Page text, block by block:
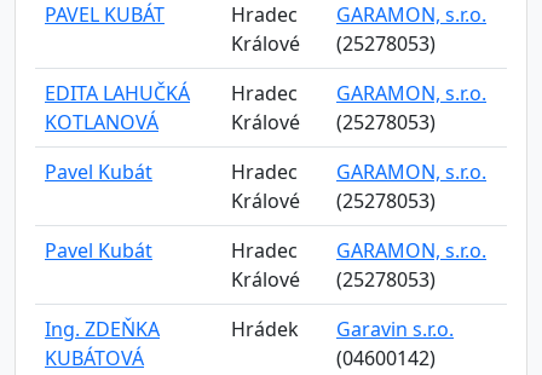
PAVEL KUBÁT
Hradec
Králové
GARAMON, s.r.o.
(25278053)
EDITA LAHUČKÁ
KOTLANOVÁ
Hradec
Králové
GARAMON, s.r.o.
(25278053)
Pavel Kubát
Hradec
Králové
GARAMON, s.r.o.
(25278053)
Pavel Kubát
Hradec
Králové
GARAMON, s.r.o.
(25278053)
Ing. ZDEŇKA
KUBÁTOVÁ
Hrádek
Garavin s.r.o.
(04600142)